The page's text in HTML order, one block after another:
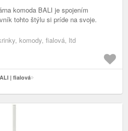
komoda BALI je spojením
tohto štýlu si príde na svoje.
komody, fialová, ltd
| fialová